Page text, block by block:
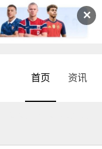
✕
首页 资讯